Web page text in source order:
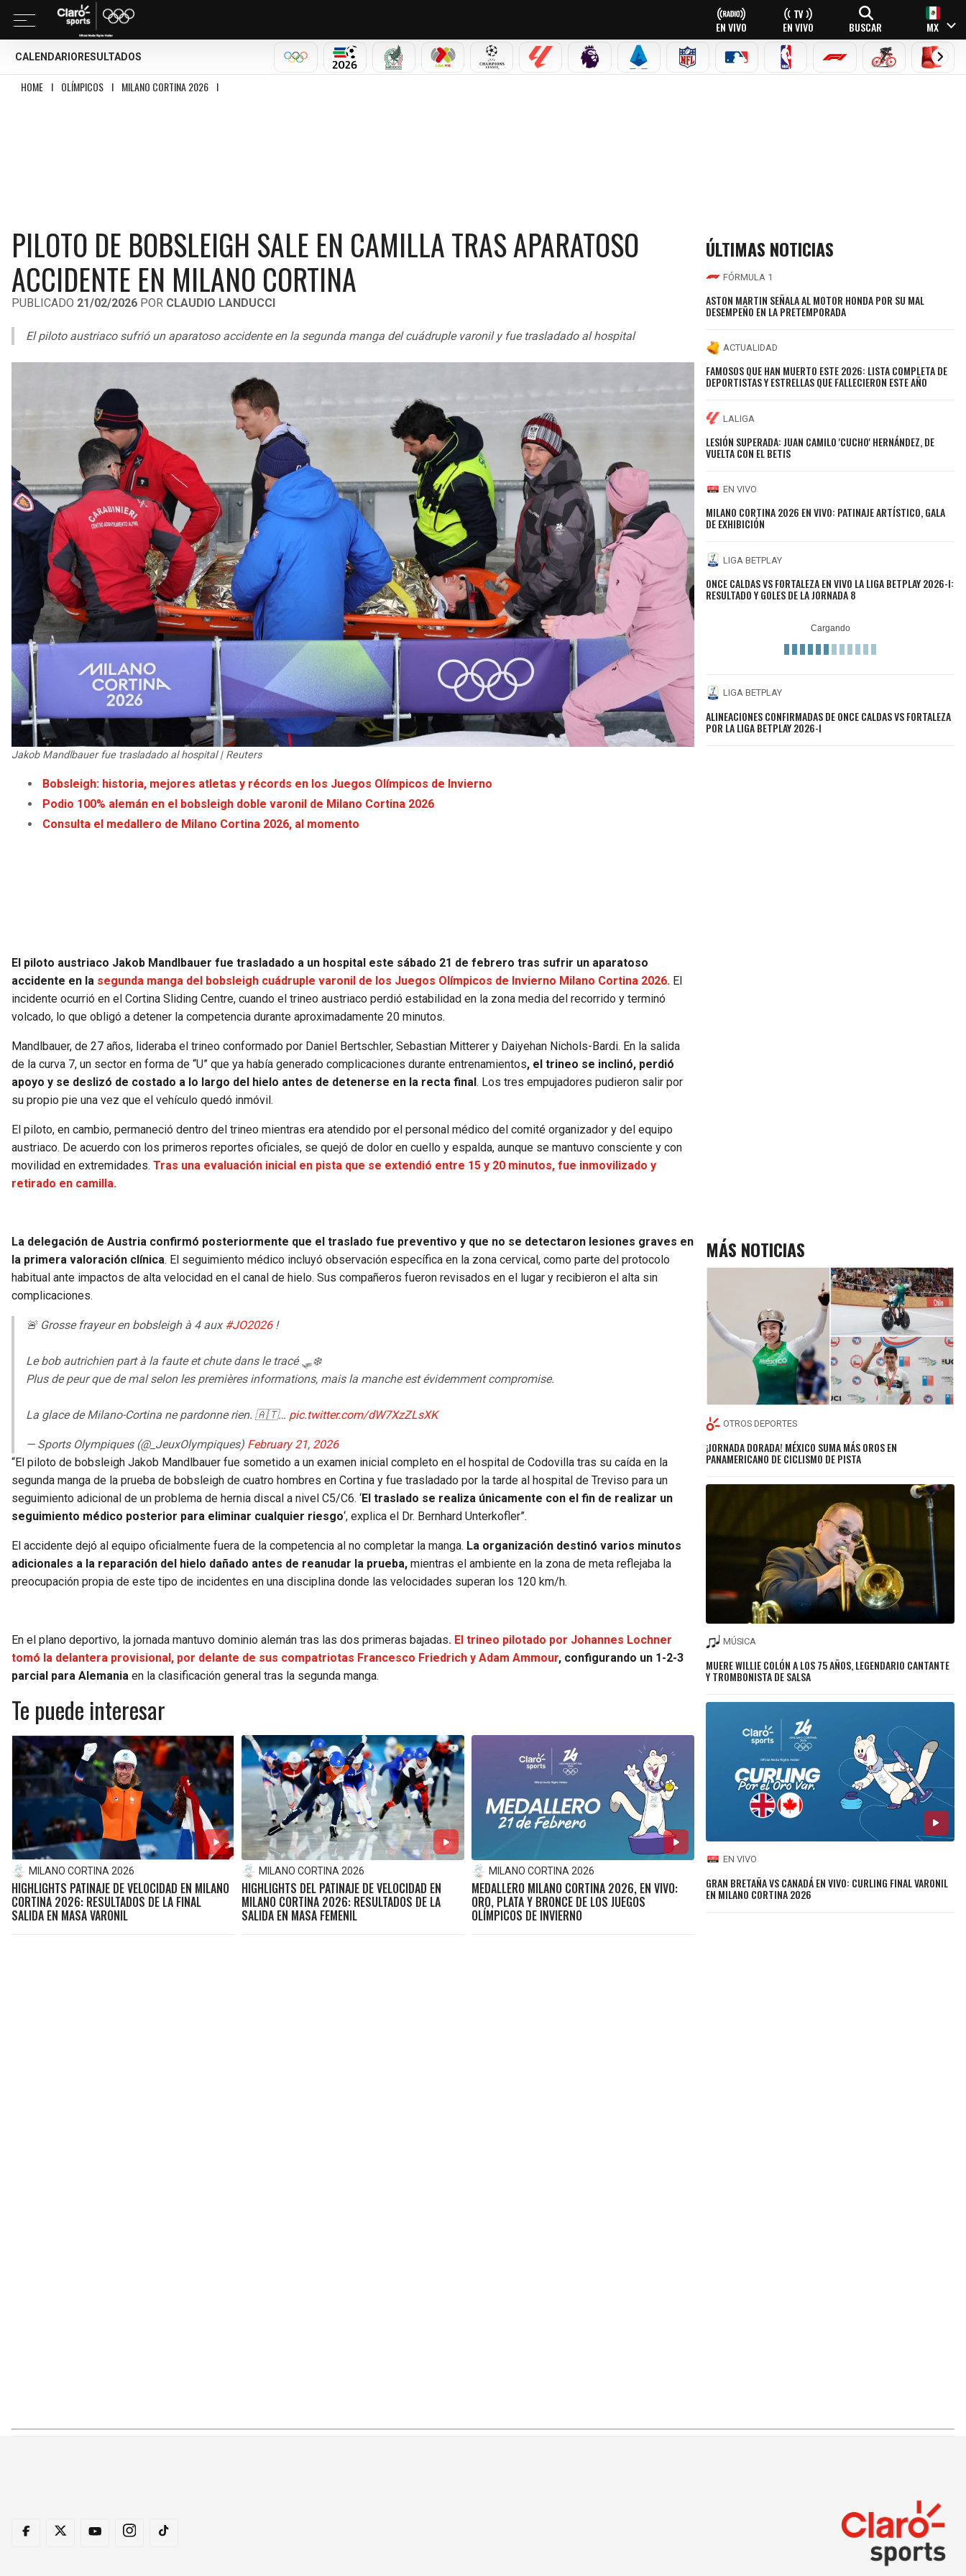
EN VIVO EN VIVO BUSCAR MX
CALENDARIO RESULTADOS
MILANO CORTINA 2026
MUNDIAL 2026SELECCIÓN MEXICANA
LIGA MX CHAMPIONS LEAGUE
LALIGA PREMIER LEAGUE
SERIE A NFL MLB NBA FÓRMULA 1CICLISMOBOXEO
HOME I OLÍMPICOS I MILANO CORTINA 2026 I
PILOTO DE BOBSLEIGH SALE EN CAMILLA TRAS APARATOSO
ACCIDENTE EN MILANO CORTINA
PUBLICADO 21/02/2026 POR CLAUDIO LANDUCCI
El piloto austriaco sufrió un aparatoso accidente en la segunda manga del cuádruple varonil y fue trasladado al hospital
Jakob Mandlbauer fue trasladado al hospital | Reuters
Bobsleigh: historia, mejores atletas y récords en los Juegos Olímpicos de Invierno
Podio 100% alemán en el bobsleigh doble varonil de Milano Cortina 2026
Consulta el medallero de Milano Cortina 2026, al momento
El piloto austriaco Jakob Mandlbauer fue trasladado a un hospital este sábado 21 de febrero tras sufrir un aparatoso
accidente en la segunda manga del bobsleigh cuádruple varonil de los Juegos Olímpicos de Invierno Milano Cortina 2026. El
incidente ocurrió en el Cortina Sliding Centre, cuando el trineo austriaco perdió estabilidad en la zona media del recorrido y terminó
volcado, lo que obligó a detener la competencia durante aproximadamente 20 minutos.
Mandlbauer, de 27 años, lideraba el trineo conformado por Daniel Bertschler, Sebastian Mitterer y Daiyehan Nichols-Bardi. En la salida
de la curva 7, un sector en forma de “U” que ya había generado complicaciones durante entrenamientos, el trineo se inclinó, perdió
apoyo y se deslizó de costado a lo largo del hielo antes de detenerse en la recta final. Los tres empujadores pudieron salir por
su propio pie una vez que el vehículo quedó inmóvil.
El piloto, en cambio, permaneció dentro del trineo mientras era atendido por el personal médico del comité organizador y del equipo
austriaco. De acuerdo con los primeros reportes oficiales, se quejó de dolor en cuello y espalda, aunque se mantuvo consciente y con
movilidad en extremidades. Tras una evaluación inicial en pista que se extendió entre 15 y 20 minutos, fue inmovilizado y
retirado en camilla.
La delegación de Austria confirmó posteriormente que el traslado fue preventivo y que no se detectaron lesiones graves en
la primera valoración clínica. El seguimiento médico incluyó observación específica en la zona cervical, como parte del protocolo
habitual ante impactos de alta velocidad en el canal de hielo. Sus compañeros fueron revisados en el lugar y recibieron el alta sin
complicaciones.
🚨 Grosse frayeur en bobsleigh à 4 aux#JO2026!
Le bob autrichien part à la faute et chute dans le tracé 🛷❄️
Plus de peur que de mal selon les premières informations, mais la manche est évidemment compromise.
La glace de Milano-Cortina ne pardonne rien. 🇦🇹… pic.twitter.com/dW7XzZLsXK
— Sports Olympiques (@_JeuxOlympiques) February 21, 2026
“El piloto de bobsleigh Jakob Mandlbauer fue sometido a un examen inicial completo en el hospital de Codovilla tras su caída en la
segunda manga de la prueba de bobsleigh de cuatro hombres en Cortina y fue trasladado por la tarde al hospital de Treviso para un
seguimiento adicional de un problema de hernia discal a nivel C5/C6. ‘El traslado se realiza únicamente con el fin de realizar un
seguimiento médico posterior para eliminar cualquier riesgo‘, explica el Dr. Bernhard Unterkofler”.
El accidente dejó al equipo oficialmente fuera de la competencia al no completar la manga. La organización destinó varios minutos
adicionales a la reparación del hielo dañado antes de reanudar la prueba, mientras el ambiente en la zona de meta reflejaba la
preocupación propia de este tipo de incidentes en una disciplina donde las velocidades superan los 120 km/h.
En el plano deportivo, la jornada mantuvo dominio alemán tras las dos primeras bajadas. El trineo pilotado por Johannes Lochner
tomó la delantera provisional, por delante de sus compatriotas Francesco Friedrich y Adam Ammour, configurando un 1-2-3
parcial para Alemania en la clasificación general tras la segunda manga.
Te puede interesar
MILANO CORTINA 2026
HIGHLIGHTS PATINAJE DE VELOCIDAD EN MILANO
CORTINA 2026: RESULTADOS DE LA FINAL
SALIDA EN MASA VARONIL
MILANO CORTINA 2026
HIGHLIGHTS DEL PATINAJE DE VELOCIDAD EN
MILANO CORTINA 2026: RESULTADOS DE LA
SALIDA EN MASA FEMENIL
MILANO CORTINA 2026
MEDALLERO MILANO CORTINA 2026, EN VIVO:
ORO, PLATA Y BRONCE DE LOS JUEGOS
OLÍMPICOS DE INVIERNO
ÚLTIMAS NOTICIAS
FÓRMULA 1
ASTON MARTIN SEÑALA AL MOTOR HONDA POR SU MAL
DESEMPEÑO EN LA PRETEMPORADA
ACTUALIDAD
FAMOSOS QUE HAN MUERTO ESTE 2026: LISTA COMPLETA DE
DEPORTISTAS Y ESTRELLAS QUE FALLECIERON ESTE AÑO
LALIGA
LESIÓN SUPERADA: JUAN CAMILO 'CUCHO' HERNÁNDEZ, DE
VUELTA CON EL BETIS
EN VIVO
MILANO CORTINA 2026 EN VIVO: PATINAJE ARTÍSTICO, GALA
DE EXHIBICIÓN
LIGA BETPLAY
ONCE CALDAS VS FORTALEZA EN VIVO LA LIGA BETPLAY 2026-I:
RESULTADO Y GOLES DE LA JORNADA 8
LIGA BETPLAY
ALINEACIONES CONFIRMADAS DE ONCE CALDAS VS FORTALEZA
POR LA LIGA BETPLAY 2026-I
MÁS NOTICIAS
OTROS DEPORTES
¡JORNADA DORADA! MÉXICO SUMA MÁS OROS EN
PANAMERICANO DE CICLISMO DE PISTA
MÚSICA
MUERE WILLIE COLÓN A LOS 75 AÑOS, LEGENDARIO CANTANTE
Y TROMBONISTA DE SALSA
EN VIVO
GRAN BRETAÑA VS CANADÁ EN VIVO: CURLING FINAL VARONIL
EN MILANO CORTINA 2026